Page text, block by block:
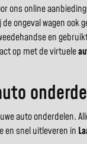
ons online
ongeval wagen
en
op met de virtuele
auto onderdelen.
en snel uitleveren in